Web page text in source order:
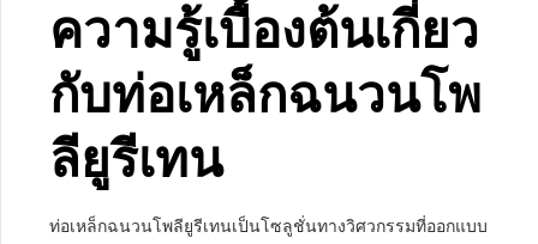
ความรู้เบื้องต้นเกี่ยว
กับท่อเหล็กฉนวนโพ
ลียูรีเทน
ท่อเหล็กฉนวนโพลียูรีเทนเป็นโซลูชั่นทางวิศวกรรมที่ออกแบบ